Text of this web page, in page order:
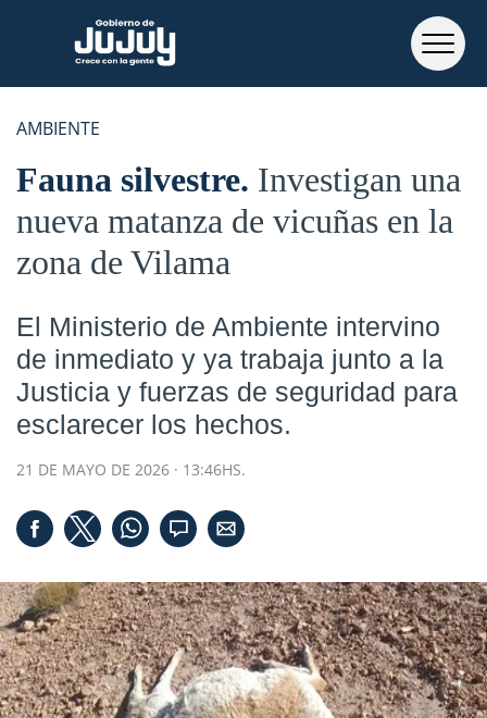
AMBIENTE
Fauna silvestre Investigan una
nueva matanza de vicuñas en la
zona de Vilama
El Ministerio de Ambiente intervino
de inmediato y ya trabaja junto a la
Justicia y fuerzas de seguridad para
esclarecer los hechos.
21 DE MAYO DE 2026 · 13:46HS.